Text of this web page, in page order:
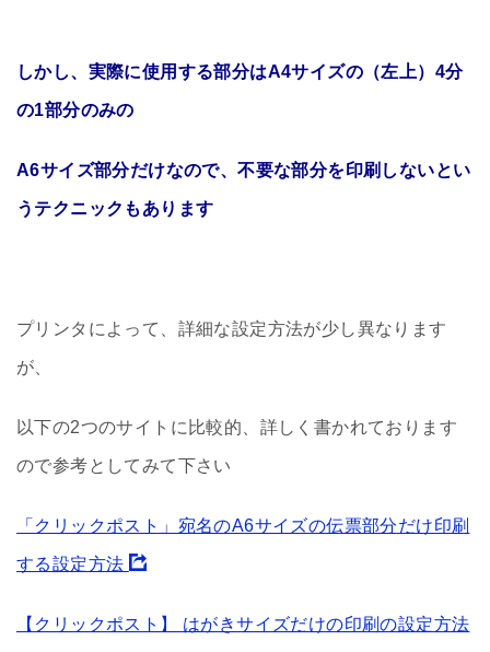
しかし、実際に使用する部分はA4サイズの（左上）4分
の1部分のみの
A6サイズ部分だけなので、不要な部分を印刷しないとい
うテクニックもあります
プリンタによって、詳細な設定方法が少し異なります
が、
以下の2つのサイトに比較的、詳しく書かれております
ので参考としてみて下さい
「クリックポスト」宛名のA6サイズの伝票部分だけ印刷
する設定方法
【クリックポスト】 はがきサイズだけの印刷の設定方法